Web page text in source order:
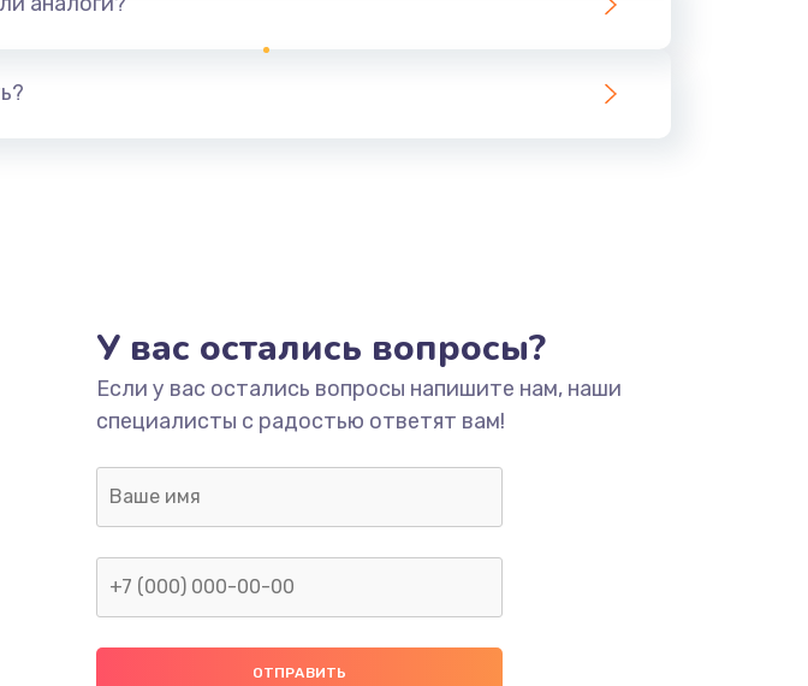
У вас остались вопросы?
Если у вас остались вопросы напишите нам, наши
специалисты с радостью ответят вам!